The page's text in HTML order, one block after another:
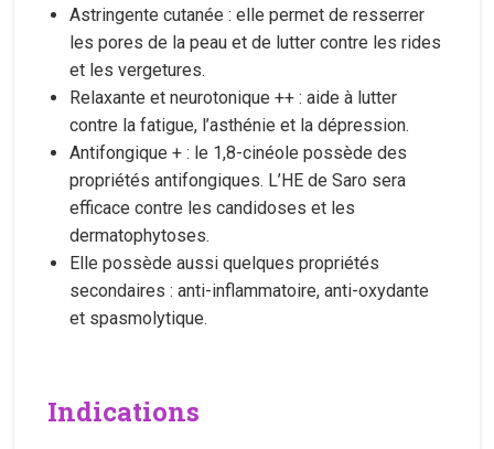
Astringente cutanée : elle permet de resserrer
les pores de la peau et de lutter contre les rides
et les vergetures.
Relaxante et neurotonique ++ : aide à lutter
contre la fatigue, l’asthénie et la dépression.
Antifongique + : le 1,8-cinéole possède des
propriétés antifongiques. L’HE de Saro sera
efficace contre les candidoses et les
dermatophytoses.
Elle possède aussi quelques propriétés
secondaires : anti-inflammatoire, anti-oxydante
et spasmolytique.
Indications